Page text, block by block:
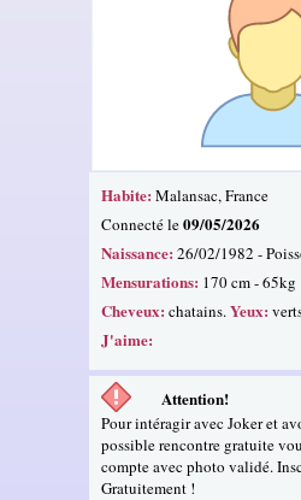
Habite: Malansac, France
Connecté le09/05/2026
Naissance: 26/02/1982 -
Mensurations: 170 cm - 65kg
Cheveux: chatains.Yeux:
J'aime:
Attention!
Pour intéragir avec Joker et
possible rencontre gratuite
compte avec photo validé.
Gratuitement !